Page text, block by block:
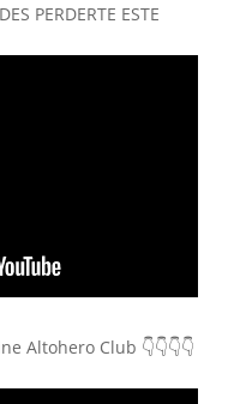
PERDERTE ESTE
Altohero Club 👇👇👇👇